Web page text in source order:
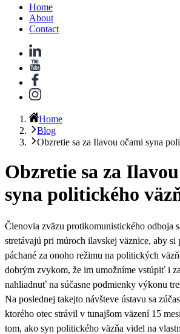
Home
About
Contact
Home
Blog
Obzretie sa za Ilavou očami syna
Obzretie sa za
syna politického
Členovia zväzu protikomunistického odboja
stretávajú pri múroch ilavskej väznice, aby
páchané za onoho režimu na politických
dobrým zvykom, že im umožníme vstúpiť i
nahliadnuť na súčasne podmienky výkonu
Na poslednej takejto návšteve ústavu sa
ktorého otec strávil v tunajšom väzení 15
tom, ako syn politického väzňa videl na